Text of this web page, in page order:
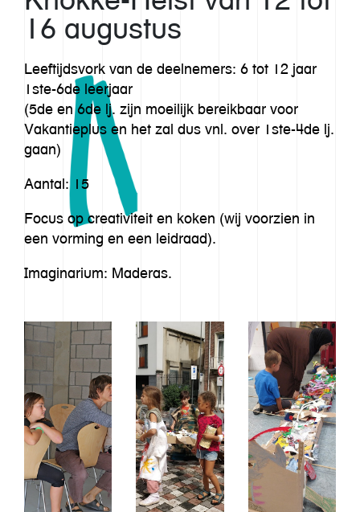
16 augustus
Leeftijdsvork van de deelnemers: 6 tot 12 jaar
1ste-6de leerjaar
(5de en 6de lj. zijn moeilijk bereikbaar voor
Vakantieplus en het zal dus vnl. over 1ste-4de lj.
gaan)
Aantal: 15
Focus op creativiteit en koken (wij voorzien in
een vorming en een leidraad).
Imaginarium: Maderas.